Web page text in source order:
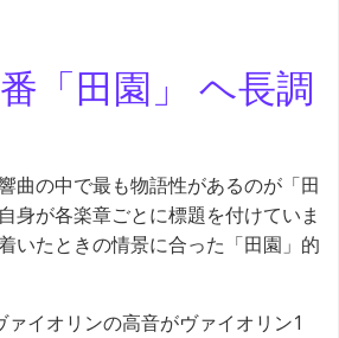
「田園」 ヘ長調
曲の中で最も物語性があるのが「田
身が各楽章ごとに標題を付けていま
いたときの情景に合った「田園」的
イオリンの高音がヴァイオリン1